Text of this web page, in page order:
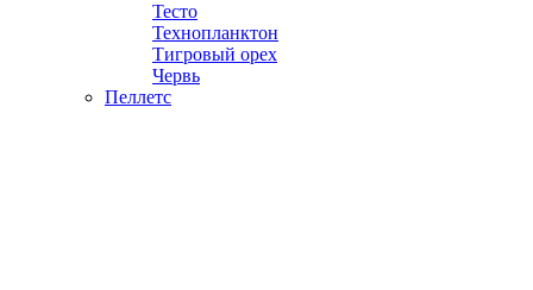
Тесто
Технопланктон
Тигровый орех
Червь
Пеллетс